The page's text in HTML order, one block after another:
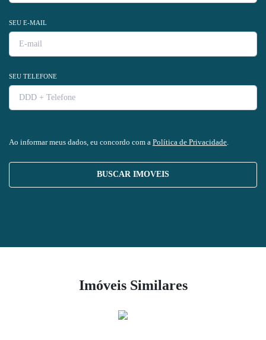
SEU E-MAIL
SEU TELEFONE
Ao informar meus dados, eu concordo com a Política de Privacidade
BUSCAR IMOVEIS
Imóveis Similares